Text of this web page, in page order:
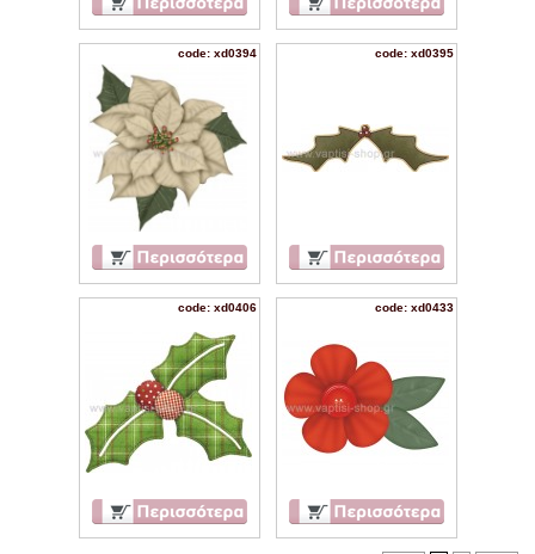
code: xd0394 code: xd0395
code: xd0406 code: xd0433